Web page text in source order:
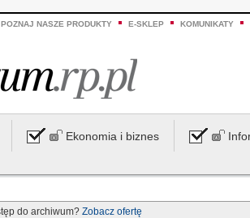
POZNAJ NASZE PRODUKTY E-SKLEP KOMUNIKATY
Ekonomia i biznes
do archiwum? Zobacz ofertę